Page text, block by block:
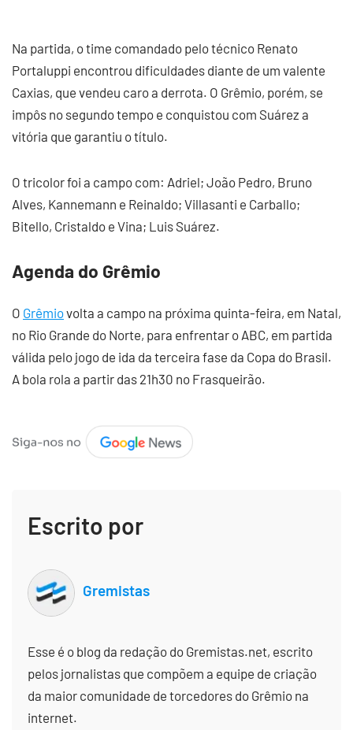
Na partida, o time comandado pelo técnico Renato
Portaluppi encontrou dificuldades diante de um valente
Caxias, que vendeu caro a derrota. O Grêmio, porém, se
impôs no segundo tempo e conquistou com Suárez a
vitória que garantiu o título.
O tricolor foi a campo com: Adriel; João Pedro, Bruno
Alves, Kannemann e Reinaldo; Villasanti e Carballo;
Bitello, Cristaldo e Vina; Luis Suárez.
Agenda do Grêmio
O Grêmiovolta a campo na próxima quinta-feira, em Natal,
no Rio Grande do Norte, para enfrentar o ABC, em partida
válida pelo jogo de ida da terceira fase da Copa do Brasil.
A bola rola a partir das 21h30 no Frasqueirão.
Escrito por
Gremistas
Esse é o blog da redação do Gremistas.net, escrito
pelos jornalistas que compõem a equipe de criação
da maior comunidade de torcedores do Grêmio na
internet.